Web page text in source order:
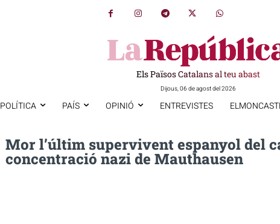
Els Països Catalans al teu abast
Dijous, 06 de agost del 2026
POLÍTICA PAÍS OPINIÓ ENTREVISTES
Mor l’últim supervivent espanyol del
concentració nazi de Mauthausen